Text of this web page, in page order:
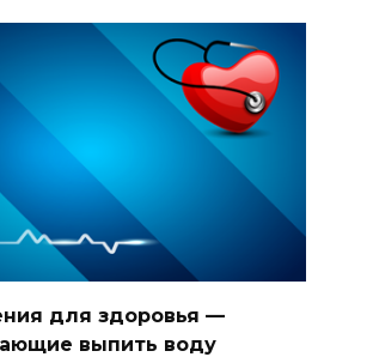
для здоровья —
выпить воду